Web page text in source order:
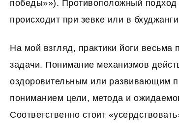
победы»»). Противоположный
происходит при зевке или в
На мой взгляд, практики йоги весьма
задачи. Понимание механизмов
оздоровительным или развивающим
пониманием цели, метода и
Соответственно стоит